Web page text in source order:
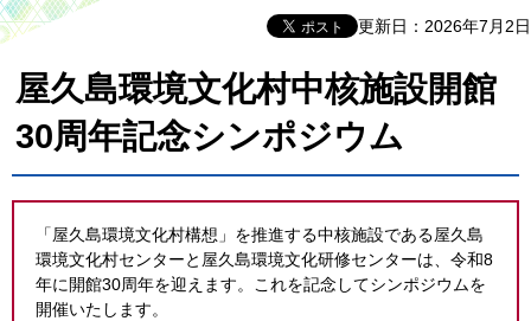
更新日：2026年7月2日
屋久島環境文化村中核施設開館
30周年記念シンポジウム
「屋久島環境文化村構想」を推進する中核施設である屋久島
環境文化村センターと屋久島環境文化研修センターは、令和8
年に開館30周年を迎えます。これを記念してシンポジウムを
開催いたします。